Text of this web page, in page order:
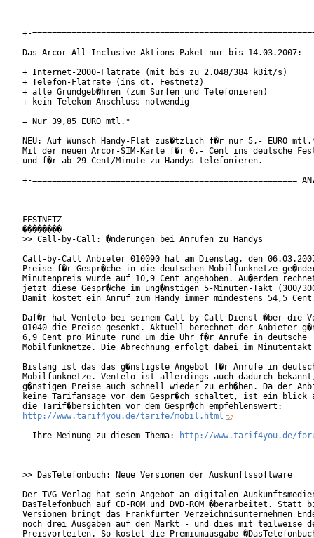
+-
Das Arcor All-Inclusive Aktions-Paket nur bis 14.03.2007:
+ Internet-2000-Flatrate (mit bis zu 2.048/384 kBit/s)
+ Telefon-Flatrate (ins dt. Festnetz)
+ alle Grundgeb�hren (zum Surfen und Telefonieren)
+ kein Telekom-Anschluss notwendig
= Nur 39,85 EURO mtl.*
NEU: Auf Wunsch Handy-Flat zus�tzlich f�r nur 5,- EURO
Mit der neuen Arcor-SIM-Karte f�r 0,- Cent ins deutsche
und f�r ab 29 Cent/Minute zu Handys telefonieren.
+-======================================================
FESTNETZ
��������
>> Call-by-Call: �nderungen bei Anrufen zu Handys
Call-by-Call Anbieter 010090 hat am Dienstag, den
Preise f�r Gespr�che in die deutschen Mobilfunknetze
Minutenpreis wurde auf 10,9 Cent angehoben. Au�erdem
jetzt diese Gespr�che im ung�nstigen 5-Minuten-Takt (300/
Damit kostet ein Anruf zum Handy immer mindestens 54,5
Daf�r hat Ventelo bei seinem Call-by-Call Dienst �ber die
01040 die Preise gesenkt. Aktuell berechnet der Anbieter
6,9 Cent pro Minute rund um die Uhr f�r Anrufe in deutsche
Mobilfunknetze. Die Abrechnung erfolgt dabei im
Bislang ist das das g�nstigste Angebot f�r Anrufe in
Mobilfunknetze. Ventelo ist allerdings auch dadurch
g�nstigen Preise auch schnell wieder zu erh�hen. Da der
keine Tarifansage vor dem Gespr�ch schaltet, ist ein blick
http://www.tarif4you.de/tarife/mobil.html
- Ihre Meinung zu diesem Thema:
http://www.tarif4you.de/
>> DasTelefonbuch: Neue Versionen der Auskunftssoftware
Der TVG Verlag hat sein Angebot an digitalen
DasTelefonbuch auf CD-ROM und DVD-ROM �berarbeitet. Statt
Versionen bringt das Frankfurter Verzeichnisunternehmen
noch drei Ausgaben auf den Markt - und dies mit teilweise
Preisvorteilen. So kostet die Premiumausgabe